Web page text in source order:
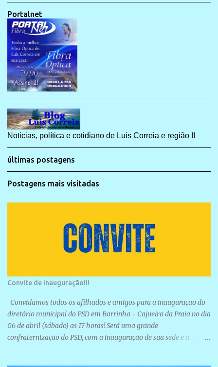
Portalnet
Noticias, política e cotidiano de Luis Correia e região !!
últimas postagens
Postagens mais visitadas
Convite de inauguração!!!
Convidamos todos os afilhados e amigos para a inauguração do
diretório municipal do PSD em Barrinha - Cajueiro da Praia no dia
06 de abril (sábado) as 17 horas! Será uma grande
confraternização do PSD, com a inauguração de sua sede e a